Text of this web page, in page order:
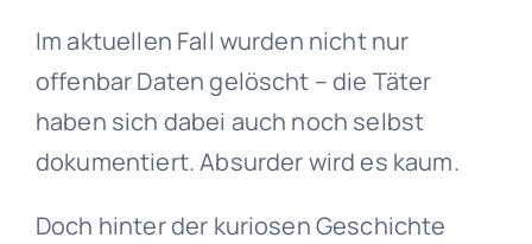
Im aktuellen Fall wurden nicht nur
offenbar Daten gelöscht – die Täter
haben sich dabei auch noch selbst
dokumentiert. Absurder wird es kaum.
Doch hinter der kuriosen Geschichte